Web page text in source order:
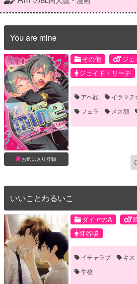
You are mine
お気に入り登録
その他
ジェ
ジェイド・リーチ
アヘ顔 イラマチ
フェラ
メス顔
発情
雌イキ
いいことわるいこ
ダイヤのA
降谷暁
イチャラブ キス
学校